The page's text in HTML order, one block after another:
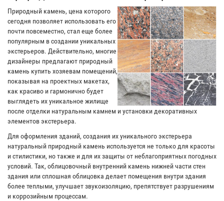
Природный камень, цена которого
сегодня позволяет использовать его
почти повсеместно, стал еще более
популярным в создании уникальных
экстерьеров. Действительно, многие
дизайнеры предлагают природный
камень купить хозяевам помещений,
показывая на проектных макетах,
как красиво и гармонично будет
выглядеть их уникальное жилище
после отделки натуральным камнем и установки декоративных
элементов экстерьера.
Для оформления зданий, создания их уникального экстерьера
натуральный природный камень используется не только для красоты
и стилистики, но также и для их защиты от неблагоприятных погодных
условий. Так, облицовочный внутренний камень нижней части стен
здания или сплошная облицовка делает помещения внутри здания
более теплыми, улучшает звукоизоляцию, препятствует разрушениям
и коррозийным процессам.